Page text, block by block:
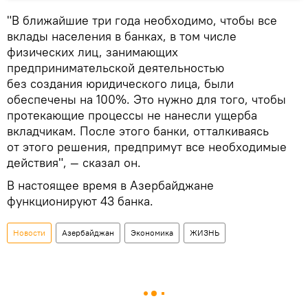
"В ближайшие три года необходимо, чтобы все
вклады населения в банках, в том числе
физических лиц, занимающих
предпринимательской деятельностью
без создания юридического лица, были
обеспечены на 100%. Это нужно для того, чтобы
протекающие процессы не нанесли ущерба
вкладчикам. После этого банки, отталкиваясь
от этого решения, предпримут все необходимые
действия", — сказал он.
В настоящее время в Азербайджане
функционируют 43 банка.
Новости Азербайджан Экономика ЖИЗНЬ